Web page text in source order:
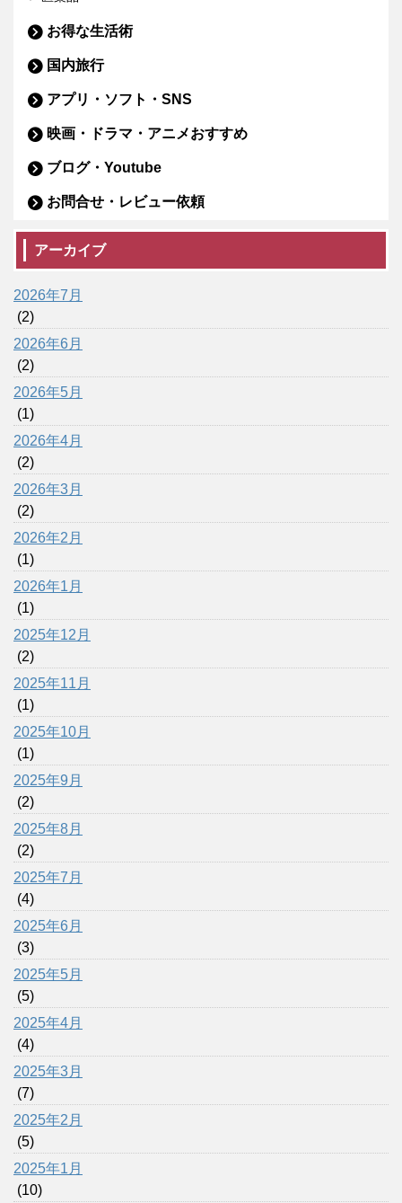
お得な生活術
国内旅行
アプリ・ソフト・SNS
映画・ドラマ・アニメおすすめ
ブログ・Youtube
お問合せ・レビュー依頼
アーカイブ
2026年7月
(2)
2026年6月
(2)
2026年5月
(1)
2026年4月
(2)
2026年3月
(2)
2026年2月
(1)
2026年1月
(1)
2025年12月
(2)
2025年11月
(1)
2025年10月
(1)
2025年9月
(2)
2025年8月
(2)
2025年7月
(4)
2025年6月
(3)
2025年5月
(5)
2025年4月
(4)
2025年3月
(7)
2025年2月
(5)
2025年1月
(10)